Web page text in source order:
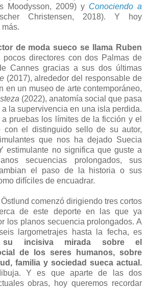
Moodysson, 2009) y Conociendo a
Christensen, 2018). Y hoy
más.
de moda sueco se llama Ruben
directores con dos Palmas de
Cannes gracias a sus dos últimas
(2017), alrededor del responsable de
en un museo de arte contemporáneo,
(2022), anatomía social que pasa
la supervivencia en una isla perdida.
pruebas los límites de la ficción y el
con el distinguido sello de su autor,
que nos ha dejado Suecia
estimulante no significa que guste a
secuencias prolongados, sus
el paso de la historia o sus
difíciles de encuadrar.
comenzó dirigiendo tres cortos
de este deporte en las que ya
los planos secuencia prolongados. A
largometrajes hasta la fecha, es
su incisiva mirada sobre el
de los seres humanos, sobre
familia y sociedad sueca actual.
Y es que aparte de las dos
obras, hoy queremos recordar